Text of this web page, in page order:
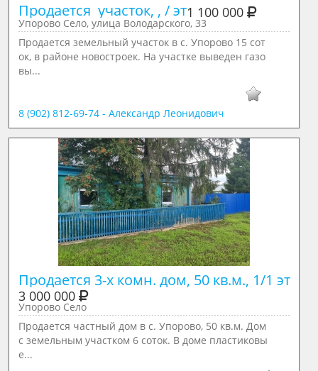
Продается  участок, , / эт1 100 000
Упорово Село, улица Володарского, 33
Продается земельный участок в с. Упорово 15 сот
ок, в районе новостроек. На участке выведен газо
вы...
8 (902) 812-69-74 - Александр Леонидович
Продается 3-х комн. дом, 50 кв.м., 1/1 эт
3 000 000
Упорово Село
Продается частный дом в с. Упорово, 50 кв.м. Дом
с земельным участком 6 соток. В доме пластиковы
е...